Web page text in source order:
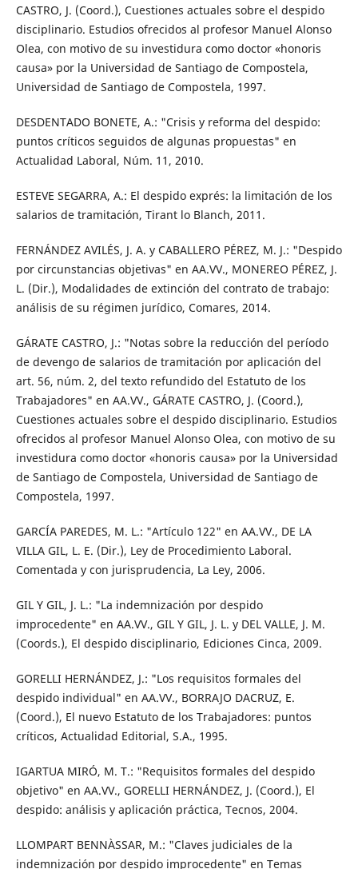
CASTRO, J. (Coord.), Cuestiones actuales sobre el despido
disciplinario. Estudios ofrecidos al profesor Manuel Alonso
Olea, con motivo de su investidura como doctor «honoris
causa» por la Universidad de Santiago de Compostela,
Universidad de Santiago de Compostela, 1997.
DESDENTADO BONETE, A.: "Crisis y reforma del despido:
puntos críticos seguidos de algunas propuestas" en
Actualidad Laboral, Núm. 11, 2010.
ESTEVE SEGARRA, A.: El despido exprés: la limitación de los
salarios de tramitación, Tirant lo Blanch, 2011.
FERNÁNDEZ AVILÉS, J. A. y CABALLERO PÉREZ, M. J.: "Despido
por circunstancias objetivas" en AA.VV., MONEREO PÉREZ, J.
L. (Dir.), Modalidades de extinción del contrato de trabajo:
análisis de su régimen jurídico, Comares, 2014.
GÁRATE CASTRO, J.: "Notas sobre la reducción del período
de devengo de salarios de tramitación por aplicación del
art. 56, núm. 2, del texto refundido del Estatuto de los
Trabajadores" en AA.VV., GÁRATE CASTRO, J. (Coord.),
Cuestiones actuales sobre el despido disciplinario. Estudios
ofrecidos al profesor Manuel Alonso Olea, con motivo de su
investidura como doctor «honoris causa» por la Universidad
de Santiago de Compostela, Universidad de Santiago de
Compostela, 1997.
GARCÍA PAREDES, M. L.: "Artículo 122" en AA.VV., DE LA
VILLA GIL, L. E. (Dir.), Ley de Procedimiento Laboral.
Comentada y con jurisprudencia, La Ley, 2006.
GIL Y GIL, J. L.: "La indemnización por despido
improcedente" en AA.VV., GIL Y GIL, J. L. y DEL VALLE, J. M.
(Coords.), El despido disciplinario, Ediciones Cinca, 2009.
GORELLI HERNÁNDEZ, J.: "Los requisitos formales del
despido individual" en AA.VV., BORRAJO DACRUZ, E.
(Coord.), El nuevo Estatuto de los Trabajadores: puntos
críticos, Actualidad Editorial, S.A., 1995.
IGARTUA MIRÓ, M. T.: "Requisitos formales del despido
objetivo" en AA.VV., GORELLI HERNÁNDEZ, J. (Coord.), El
despido: análisis y aplicación práctica, Tecnos, 2004.
LLOMPART BENNÀSSAR, M.: "Claves judiciales de la
indemnización por despido improcedente" en Temas